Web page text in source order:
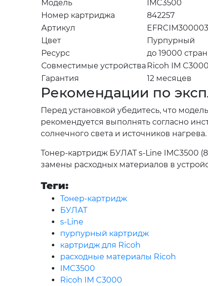
Модель
IMC3500
Номер картриджа
842257
Артикул
Цвет
Пурпурный
Ресурс
до 19000
Совместимые устройства Ricoh IM
Гарантия
12 месяцев
Рекомендации по
Перед установкой убедитесь, что
рекомендуется выполнять согласно
солнечного света и источников нагрева.
Тонер-картридж БУЛАТ s-Line IMC3500
замены расходных материалов в
Теги:
Тонер-картридж
БУЛАТ
s-Line
пурпурный картридж
картридж для Ricoh
расходные материалы Ricoh
IMC3500
Ricoh IM C3000